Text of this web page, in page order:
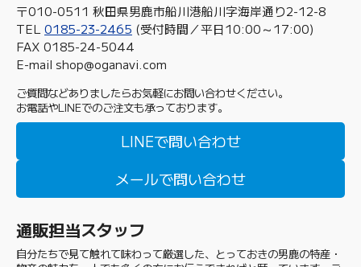
〒010-0511 秋田県男鹿市船川港船川字海岸通り2-12-8
TEL 0185-23-2465 (受付時間／平日10:00～17:00)
FAX 0185-24-5044
E-mail shop@oganavi.com
ご質問などありましたらお気軽にお問い合わせください。
お電話やLINEでのご注文も承っております。
LINEで問い合わせ
メールで問い合わせ
通販担当スタッフ
自分たちで見て触れて味わって厳選した、とっておきの男鹿の特産・